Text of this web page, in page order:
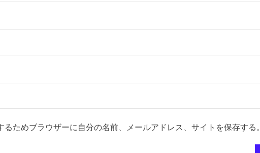
るためブラウザーに自分の名前、メールアドレス、サイトを保存する。